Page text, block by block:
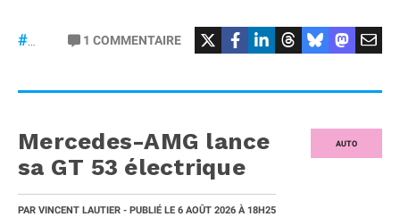
#Football #liga
1 COMMENTAIRE
AUTO
Mercedes-AMG lance
sa GT 53 électrique
PAR VINCENT LAUTIER - PUBLIÉ LE 6 AOÛT 2026 À 18H25